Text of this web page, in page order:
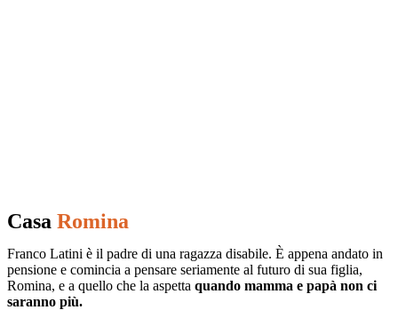
Casa Romina
Franco Latini è il padre di una ragazza disabile. È appena andato in
pensione e comincia a pensare seriamente al futuro di sua figlia,
Romina, e a quello che la aspetta quando mamma e papà non ci
saranno più.